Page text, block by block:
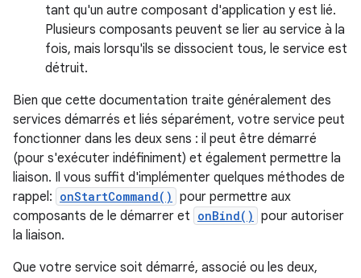
tant qu'un autre composant d'application y est lié.
Plusieurs composants peuvent se lier au service à la
fois, mais lorsqu'ils se dissocient tous, le service est
détruit.
Bien que cette documentation traite généralement des
services démarrés et liés séparément, votre service peut
fonctionner dans les deux sens : il peut être démarré
(pour s'exécuter indéfiniment) et également permettre la
liaison. Il vous suffit d'implémenter quelques méthodes de
rappel: onStartCommand() pour permettre aux
composants de le démarrer et onBind() pour autoriser
la liaison.
Que votre service soit démarré, associé ou les deux,